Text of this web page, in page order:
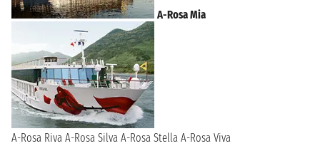
A-Rosa Mia
A-Rosa Riva A-Rosa Silva A-Rosa Stella A-Rosa Viva